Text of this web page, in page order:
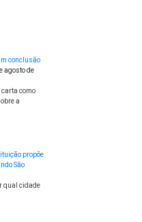
conclusão
agosto de
como
a
propõe
São
qual cidade